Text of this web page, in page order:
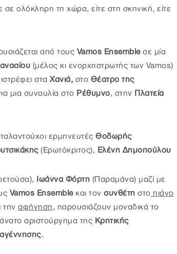
ολόκληρη τη χώρα, είτε στη σκηνική, είτε
από τους Vamos Ensemble σε μία
(μέλος κι ενορχηστρωτής των Vamos)
στα Χανιά, στο Θέατρο της
μια συναυλία στο Ρέθυμνο, στην Πλατεία
ερµηνευτές Θοδωρής
(Ερωτόκριτος), Ελένη Δημοπούλου
Ιωάννα Φόρτη (Παραµάνα) μαζί με
Vamos Ensemble και τον συνθέτη στο πιάνο
την αφήγηση, παρουσιάζουν μοναδικά το
αριστούργημα της Κρητικής
.